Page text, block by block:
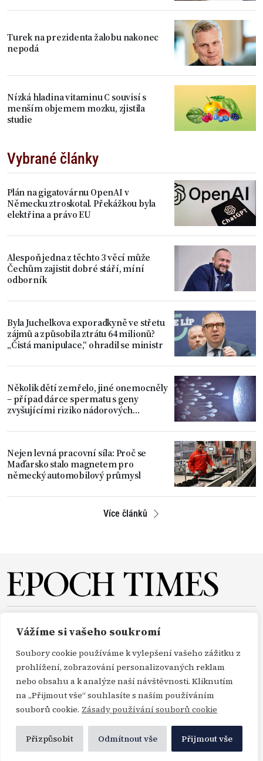
Vážíme si vašeho soukromí
Soubory cookie používáme k vylepšení vašeho zážitku z
prohlížení, zobrazování personalizovaných reklam
nebo obsahu a k analýze naší návštěvnosti. Kliknutím
na „Přijmout vše“ souhlasíte s naším používáním
souborů cookie. Zásady používání souborů cookie
Přizpůsobit Odmítnout vše Přijmout vše
Turek na prezidenta žalobu nakonec
nepodá
Nízká hladina vitaminu C souvisí s
menším objemem mozku, zjistila
studie
Vybrané články
Plán na gigatovárnu OpenAI v
Německu ztroskotal. Překážkou byla
elektřina a právo EU
Alespoň jedna z těchto 3 věcí může
Čechům zajistit dobré stáří, míní
odborník
Byla Juchelkova exporadkyně ve střetu
zájmů a způsobila ztrátu 64 milionů?
„Čistá manipulace,“ ohradil se ministr
Několik dětí zemřelo, jiné onemocněly
– případ dárce spermatu s geny
zvyšujícími riziko nádorových
Nejen levná pracovní síla: Proč se
Maďarsko stalo magnetem pro
německý automobilový průmysl
Více článků
OBCHODNÍ PODMÍNKY
Copyright Epoch Times ČR © 2000-2026
agentur porušením autorského zákona.